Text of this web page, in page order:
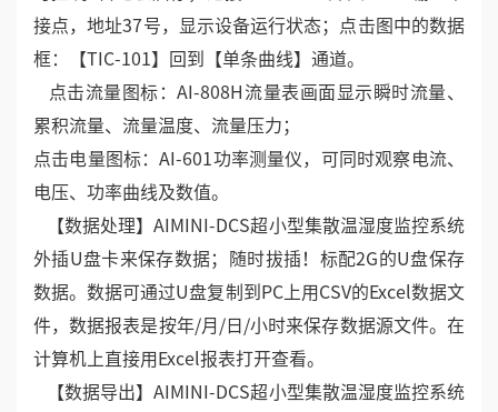
在流程图中可操作按钮；控制按钮连接AI-3013D5开
关量8路继电器输出模块，地址设33号，图中开关按钮
可控制4台电机启停；连接AI-3011D5开关量8个输入干
接点，地址37号，显示设备运行状态；点击图中的数据
框：【TIC-101】回到【单条曲线】通道。
点击流量图标：AI-808H流量表画面显示瞬时流量、
累积流量、流量温度、流量压力；
点击电量图标：AI-601功率测量仪，可同时观察电流、
电压、功率曲线及数值。
【数据处理】AIMINI-DCS超小型集散温湿度监控系统
外插U盘卡来保存数据；随时拔插！标配2G的U盘保存